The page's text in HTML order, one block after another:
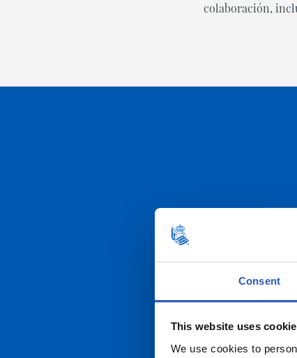
Consent
This website uses
We use cookies to
colaboración,